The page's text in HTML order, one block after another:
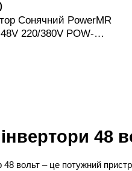
інвертори 48
48 вольт – це потужний
Сонячний PowerMR
220/380V POW-
200-650V, для